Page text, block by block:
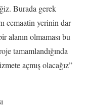
Burada gerek
cemaatin yerinin dar
alanın olmaması bu
tamamlandığında
açmış olacağız”